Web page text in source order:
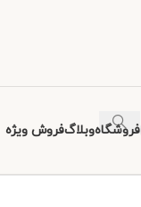
فروشگاهوبلاگفروش ویژه